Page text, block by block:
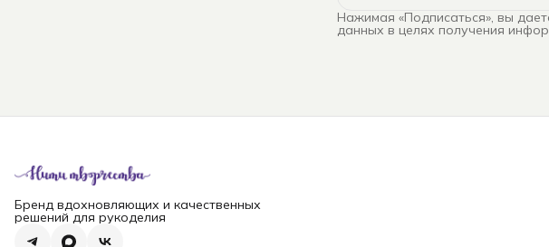
Нажимая «Подписаться», вы
данных в целях получения
Бренд вдохновляющих и качественных
решений для рукоделия